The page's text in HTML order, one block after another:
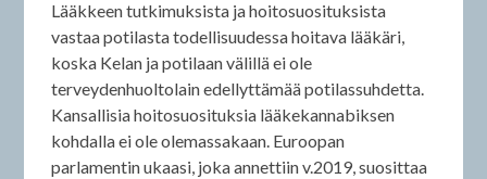
Lääkkeen tutkimuksista ja hoitosuosituksista
vastaa potilasta todellisuudessa hoitava lääkäri,
koska Kelan ja potilaan välillä ei ole
terveydenhuoltolain edellyttämää potilassuhdetta.
Kansallisia hoitosuosituksia lääkekannabiksen
kohdalla ei ole olemassakaan. Euroopan
parlamentin ukaasi, joka annettiin v.2019, suosittaa